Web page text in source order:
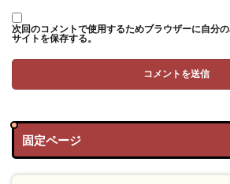
次回のコメントで使用するためブラウザーに自分の
サイトを保存する。
固定ページ